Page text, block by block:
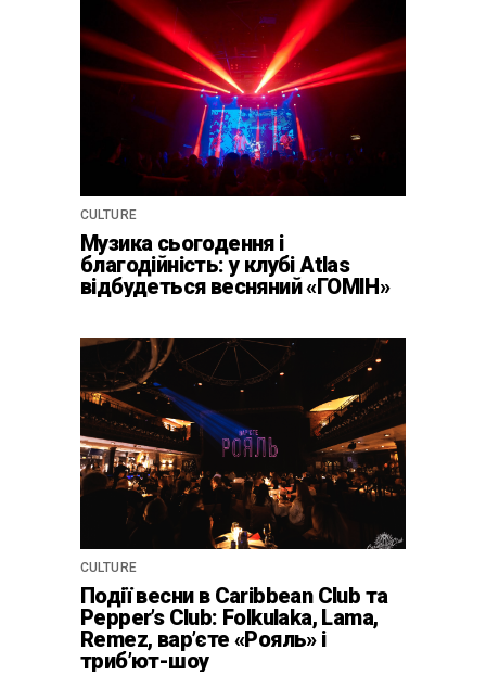
CULTURE
Музика сьогодення і
благодійність: у клубі Atlas
відбудеться весняний «ГОМІН»
CULTURE
Події весни в Caribbean Club та
Pepper’s Club: Folkulaka, Lama,
Remez, вар’єте «Рояль» і
триб’ют-шоу